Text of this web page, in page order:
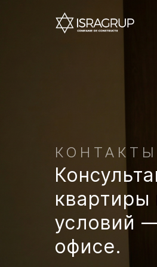
КОНТАКТЫ
квартиры
условий
офисе.